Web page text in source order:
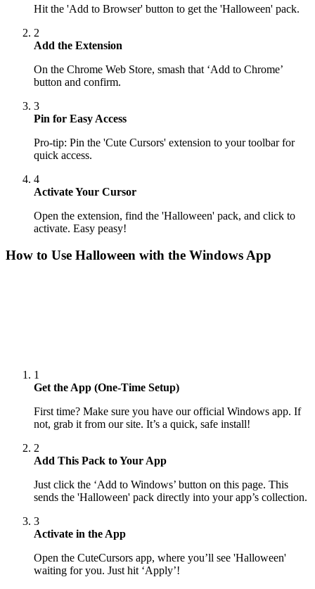
Hit the 'Add to Browser' button to get the 'Halloween' pack.
2
Add the Extension
On the Chrome Web Store, smash that ‘Add to Chrome’
button and confirm.
3
Pin for Easy Access
Pro-tip: Pin the 'Cute Cursors' extension to your toolbar for
quick access.
4
Activate Your Cursor
Open the extension, find the 'Halloween' pack, and click to
activate. Easy peasy!
How to Use Halloween with the Windows App
1
Get the App (One-Time Setup)
First time? Make sure you have our official Windows app. If
not, grab it from our site. It’s a quick, safe install!
2
Add This Pack to Your App
Just click the ‘Add to Windows’ button on this page. This
sends the 'Halloween' pack directly into your app’s collection.
3
Activate in the App
Open the CuteCursors app, where you’ll see 'Halloween'
waiting for you. Just hit ‘Apply’!